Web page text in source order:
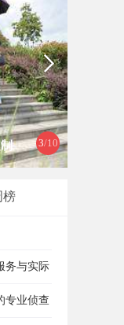
3/10
榜
务与实际
专业侦查